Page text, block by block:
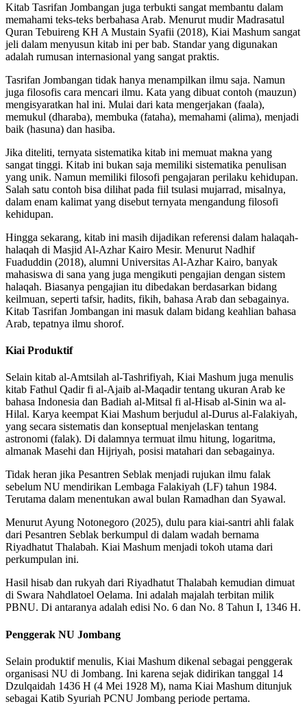
Kitab Tasrifan Jombangan juga terbukti sangat membantu dalam
memahami teks-teks berbahasa Arab. Menurut mudir Madrasatul
Quran Tebuireng KH A Mustain Syafii (2018), Kiai Mashum sangat
jeli dalam menyusun kitab ini per bab. Standar yang digunakan
adalah rumusan internasional yang sangat praktis.
Tasrifan Jombangan tidak hanya menampilkan ilmu saja. Namun
juga filosofis cara mencari ilmu. Kata yang dibuat contoh (mauzun)
mengisyaratkan hal ini. Mulai dari kata mengerjakan (faala),
memukul (dharaba), membuka (fataha), memahami (alima), menjadi
baik (hasuna) dan hasiba.
Jika diteliti, ternyata sistematika kitab ini memuat makna yang
sangat tinggi. Kitab ini bukan saja memiliki sistematika penulisan
yang unik. Namun memiliki filosofi pengajaran perilaku kehidupan.
Salah satu contoh bisa dilihat pada fiil tsulasi mujarrad, misalnya,
dalam enam kalimat yang disebut ternyata mengandung filosofi
kehidupan.
Hingga sekarang, kitab ini masih dijadikan referensi dalam halaqah-
halaqah di Masjid Al-Azhar Kairo Mesir. Menurut Nadhif
Fuaduddin (2018), alumni Universitas Al-Azhar Kairo, banyak
mahasiswa di sana yang juga mengikuti pengajian dengan sistem
halaqah. Biasanya pengajian itu dibedakan berdasarkan bidang
keilmuan, seperti tafsir, hadits, fikih, bahasa Arab dan sebagainya.
Kitab Tasrifan Jombangan ini masuk dalam bidang keahlian bahasa
Arab, tepatnya ilmu shorof.
Kiai Produktif
Selain kitab al-Amtsilah al-Tashrifiyah, Kiai Mashum juga menulis
kitab Fathul Qadir fi al-Ajaib al-Maqadir tentang ukuran Arab ke
bahasa Indonesia dan Badiah al-Mitsal fi al-Hisab al-Sinin wa al-
Hilal. Karya keempat Kiai Mashum berjudul al-Durus al-Falakiyah,
yang secara sistematis dan konseptual menjelaskan tentang
astronomi (falak). Di dalamnya termuat ilmu hitung, logaritma,
almanak Masehi dan Hijriyah, posisi matahari dan sebagainya.
Tidak heran jika Pesantren Seblak menjadi rujukan ilmu falak
sebelum NU mendirikan Lembaga Falakiyah (LF) tahun 1984.
Terutama dalam menentukan awal bulan Ramadhan dan Syawal.
Menurut Ayung Notonegoro (2025), dulu para kiai-santri ahli falak
dari Pesantren Seblak berkumpul di dalam wadah bernama
Riyadhatut Thalabah. Kiai Mashum menjadi tokoh utama dari
perkumpulan ini.
Hasil hisab dan rukyah dari Riyadhatut Thalabah kemudian dimuat
di Swara Nahdlatoel Oelama. Ini adalah majalah terbitan milik
PBNU. Di antaranya adalah edisi No. 6 dan No. 8 Tahun I, 1346 H.
Penggerak NU Jombang
Selain produktif menulis, Kiai Mashum dikenal sebagai penggerak
organisasi NU di Jombang. Ini karena sejak didirikan tanggal 14
Dzulqaidah 1436 H (4 Mei 1928 M), nama Kiai Mashum ditunjuk
sebagai Katib Syuriah PCNU Jombang periode pertama.